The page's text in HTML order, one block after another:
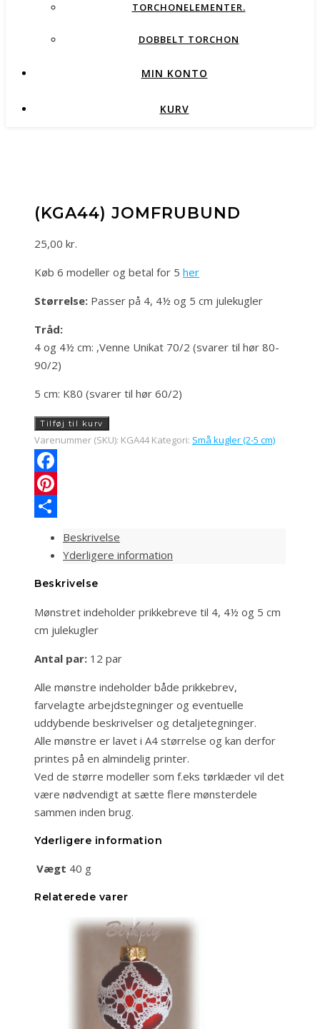
TORCHONELEMENTER.
DOBBELT TORCHON
MIN KONTO
KURV
(KGA44) JOMFRUBUND
25,00 kr.
Køb 6 modeller og betal for 5 her
Størrelse: Passer på 4, 4½ og 5 cm julekugler
Tråd:
4 og 4½ cm: ,Venne Unikat 70/2 (svarer til hør 80-
90/2)
5 cm: K80 (svarer til hør 60/2)
(KGA44)
Jomfrubund
antal
Tilføj til kurv
Varenummer (SKU): KGA44 Kategori: Små kugler (2-5 cm)
Facebook
Pinterest
Beskrivelse
Yderligere information
Beskrivelse
Mønstret indeholder prikkebreve til 4, 4½ og 5 cm
cm julekugler
Antal par: 12 par
Alle mønstre indeholder både prikkebrev,
farvelagte arbejdstegninger og eventuelle
uddybende beskrivelser og detaljetegninger.
Alle mønstre er lavet i A4 størrelse og kan derfor
printes på en almindelig printer.
Ved de større modeller som f.eks tørklæder vil det
være nødvendigt at sætte flere mønsterdele
sammen inden brug.
Yderligere information
Vægt 40 g
Relaterede varer